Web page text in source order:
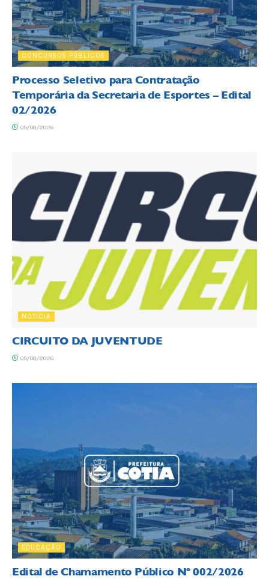
CONCURSOS PÚBLICOS
Processo Seletivo para Contratação
Temporária da Secretaria de Esportes – Edital
02/2026
05/08/2026
NOTÍCIA
CIRCUITO DA JUVENTUDE
05/08/2026
EDUCAÇÃO
Edital de Chamamento Público Nº 002/2026